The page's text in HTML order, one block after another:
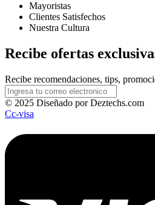
Mayoristas
Clientes Satisfechos
Nuestra Cultura
Recibe ofertas
Recibe recomendaciones, tips,
© 2025 Diseñado por Deztechs.com
Cc-visa